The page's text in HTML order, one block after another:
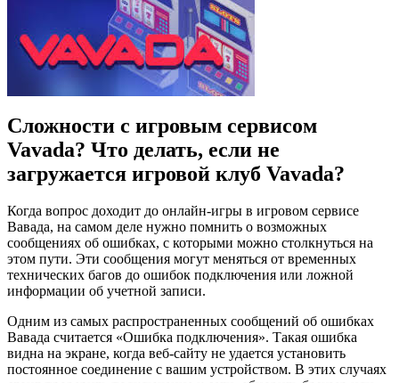
Сложности с игровым сервисом
Vavada? Что делать, если не
загружается игровой клуб Vavada?
Когда вопрос доходит до онлайн-игры в игровом сервисе
Вавада, на самом деле нужно помнить о возможных
сообщениях об ошибках, с которыми можно столкнуться на
этом пути. Эти сообщения могут меняться от временных
технических багов до ошибок подключения или ложной
информации об учетной записи.
Одним из самых распространенных сообщений об ошибках
Вавада считается «Ошибка подключения». Такая ошибка
видна на экране, когда веб-сайту не удается установить
постоянное соединение с вашим устройством. В этих случаях